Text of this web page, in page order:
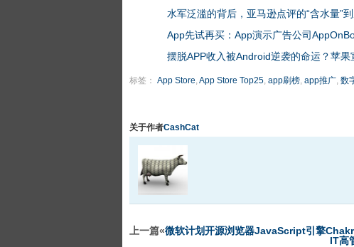
水军泛滥的背后，亚马逊点评的“含水量”
App先试再买：App演示广告公司
摆脱APP收入被Android逆袭的命运？苹
标签： App Store,App Store Top25, app刷榜, app推广, 数
关于作者CashCat
上一篇«微软计划开源浏览器JavaScript引擎
IT高